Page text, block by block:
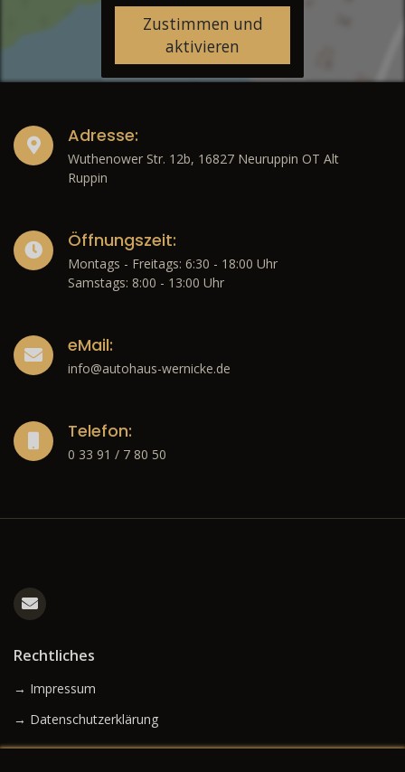
Zustimmen und
aktivieren
Adresse:
Wuthenower Str. 12b, 16827 Neuruppin OT Alt
Ruppin
Öffnungszeit:
Montags - Freitags: 6:30 - 18:00 Uhr
Samstags: 8:00 - 13:00 Uhr
eMail:
info@autohaus-wernicke.de
Telefon:
0 33 91 / 7 80 50
Rechtliches
→ Impressum
→ Datenschutzerklärung